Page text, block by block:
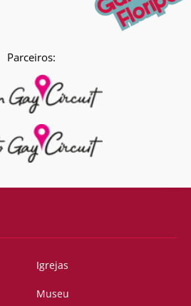
Parceiros:
Igrejas
Museu